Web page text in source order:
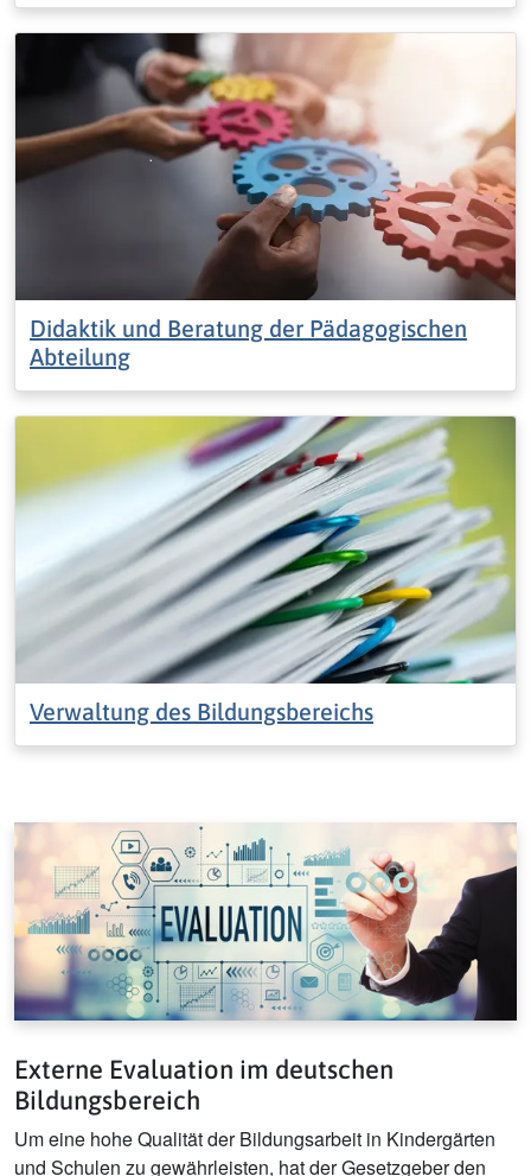
Didaktik und Beratung der Pädagogischen
Abteilung
Verwaltung des Bildungsbereichs
Externe Evaluation im deutschen
Bildungsbereich
Um eine hohe Qualität der Bildungsarbeit in Kindergärten
und Schulen zu gewährleisten, hat der Gesetzgeber den